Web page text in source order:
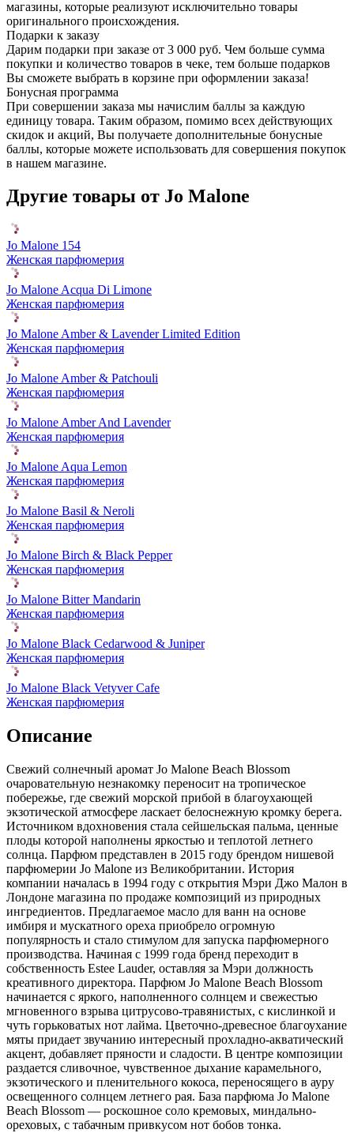
магазины, которые реализуют исключительно товары
оригинального происхождения.
Подарки к заказу
Дарим подарки при заказе от 3 000 руб. Чем больше сумма
покупки и количество товаров в чеке, тем больше подарков
Вы сможете выбрать в корзине при оформлении заказа!
Бонусная программа
При совершении заказа мы начислим баллы за каждую
единицу товара. Таким образом, помимо всех действующих
скидок и акций, Вы получаете дополнительные бонусные
баллы, которые можете использовать для совершения покупок
в нашем магазине.
Другие товары от Jo Malone
Jo Malone 154
Женская парфюмерия
Jo Malone Acqua Di Limone
Женская парфюмерия
Jo Malone Amber & Lavender Limited Edition
Женская парфюмерия
Jo Malone Amber & Patchouli
Женская парфюмерия
Jo Malone Amber And Lavender
Женская парфюмерия
Jo Malone Aqua Lemon
Женская парфюмерия
Jo Malone Basil & Neroli
Женская парфюмерия
Jo Malone Birch & Black Pepper
Женская парфюмерия
Jo Malone Bitter Mandarin
Женская парфюмерия
Jo Malone Black Cedarwood & Juniper
Женская парфюмерия
Jo Malone Black Vetyver Cafe
Женская парфюмерия
Описание
Свежий солнечный аромат Jo Malone Beach Blossom
очаровательную незнакомку переносит на тропическое
побережье, где свежий морской прибой в благоухающей
экзотической атмосфере ласкает белоснежную кромку берега.
Источником вдохновения стала сейшельская пальма, ценные
плоды которой наполнены яркостью и теплотой летнего
солнца. Парфюм представлен в 2015 году брендом нишевой
парфюмерии Jo Malone из Великобритании. История
компании началась в 1994 году с открытия Мэри Джо Малон в
Лондоне магазина по продаже композиций из природных
ингредиентов. Предлагаемое масло для ванн на основе
имбиря и мускатного ореха приобрело огромную
популярность и стало стимулом для запуска парфюмерного
производства. Начиная с 1999 года бренд переходит в
собственность Estee Lauder, оставляя за Мэри должность
креативного директора. Парфюм Jo Malone Beach Blossom
начинается с яркого, наполненного солнцем и свежестью
мгновенного взрыва цитрусово-травянистых, с кислинкой и
чуть горьковатых нот лайма. Цветочно-древесное благоухание
мяты придает звучанию интересный прохладно-акватический
акцент, добавляет пряности и сладости. В центре композиции
раздается сливочное, чувственное дыхание карамельного,
экзотического и пленительного кокоса, переносящего в ауру
освещенного солнцем летнего рая. База парфюма Jo Malone
Beach Blossom — роскошное соло кремовых, миндально-
ореховых, с табачным привкусом нот бобов тонка.